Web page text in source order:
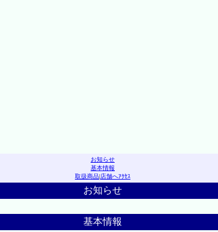
お知らせ
基本情報
取扱商品|店舗へｱｸｾｽ
お知らせ
基本情報